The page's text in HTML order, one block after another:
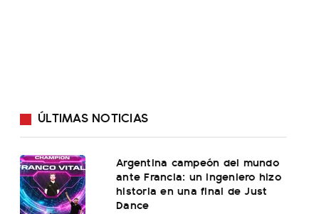
ÚLTIMAS NOTICIAS
Argentina campeón del mundo
ante Francia: un ingeniero hizo
historia en una final de Just
Dance